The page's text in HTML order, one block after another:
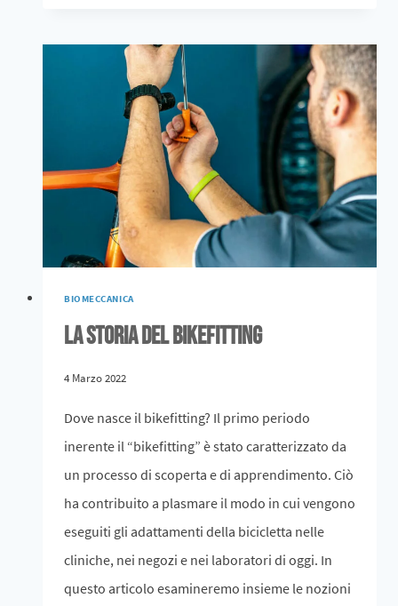
BIOMECCANICA
La storia del bikefitting
4 Marzo 2022
Dove nasce il bikefitting? Il primo periodo
inerente il “bikefitting” è stato caratterizzato da
un processo di scoperta e di apprendimento. Ciò
ha contribuito a plasmare il modo in cui vengono
eseguiti gli adattamenti della bicicletta nelle
cliniche, nei negozi e nei laboratori di oggi. In
questo articolo esamineremo insieme le nozioni